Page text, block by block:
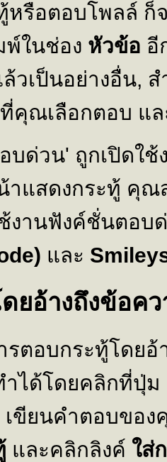
หรือตอบโพลล์ ก็
พ์ในช่อง หัวข้อ อี
วเป็นอย่างอื่น,
ที่คุณเลือกตอบ แ
บด่วน' ถูกเปิดใ
าแสดงกระทู้ คุ
งานฟังค์ชั่นตอ
และ
ยอ้างถึงข้อค
รตอบกระทู้โดย
ได้โดยคลิกที่ปุ่ม
ขียนคำตอบขอ
และคลิกลิงค์ ใส่